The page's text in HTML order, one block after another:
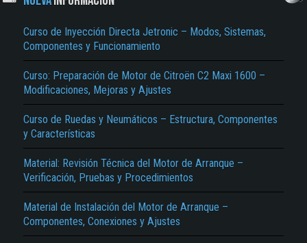
Curso de Inyección Directa Jetronic – Modos, Sistemas,
Componentes y Funcionamiento
Curso: Preparación de Motor de Citroën C2 Maxi 1600 –
Modificaciones, Mejoras y Ajustes
Curso de Ruedas y Neumáticos – Estructura, Componentes
y Características
Material: Revisión Técnica del Motor de Arranque –
Verificación, Pruebas y Procedimientos
Material de Instalación del Motor de Arranque –
Componentes, Conexiones y Ajustes